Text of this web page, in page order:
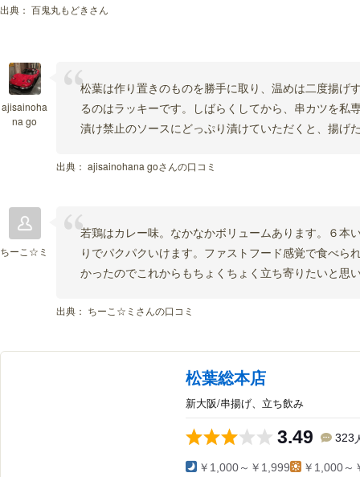
出典： 百鬼丸もどきさん
ajisainoha
na go
松葉は作り置きのものを勝手に取り、温めは二度揚げ
るのはラッキーです。しばらくしてから、串カツを私
漬け禁止のソースにどっぷり漬けていただくと、揚げ
出典： ajisainohana goさんの口コミ
ちーこ☆ミ
若鶏はカレー味。なかなかボリュームあります。６本
りでパクパクいけます。ファストフード感覚で食べら
かったのでこれからもちょくちょく立ち寄りたいと思
出典： ちーこ☆ミさんの口コミ
松葉総本店
新大阪/串揚げ、立ち飲み
3.49 323
￥1,000～￥1,999 ￥1,000～